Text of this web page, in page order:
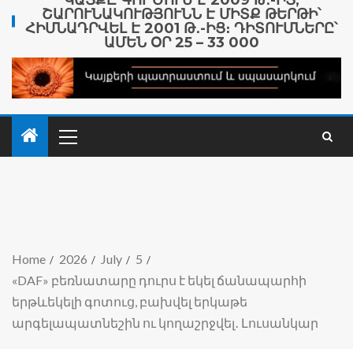
ՇԱՐՈՒՆԱԿՈՒԹՅՈՒՆՆ Է ՄԻՏՔ ԹԵՐԹԻ՝
ՀԻՄՆԱԴՐՎԵԼ Է 2001 Թ․-ԻՑ։ ԴԻՏՈՒՄՆԵՐԸ՝
ԱՄԵՆ ՕՐ 25 – 33 000
Home 2026 July
5
«DAF» բեռնատարը դուրս է եկել ճանապարհի
երթևեկելի գոտուց, բախվել երկաթե
արգելապատնեշին ու կողաշրջվել․ Լուսանկար